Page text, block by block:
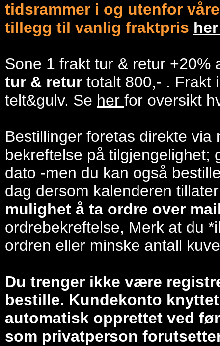
tidsrammer i og utenfor
tillegg til vanlig fraktpris
Sone 1 frakt tur & retur +20%
tur & retur totalt 800,- . Frakt
telt&gulv. Se her for oversikt
Bestillinger foretas direkte
bekreftelse på tilgjengelighet;
dato -men du kan også
dag dersom kalenderen
mulighet å ta ordre over
ordrebekreftelse, Merk at du
ordren eller minske antall
Du trenger ikke være
bestille. Kundekonto
automatisk opprettet ved
som privatperson